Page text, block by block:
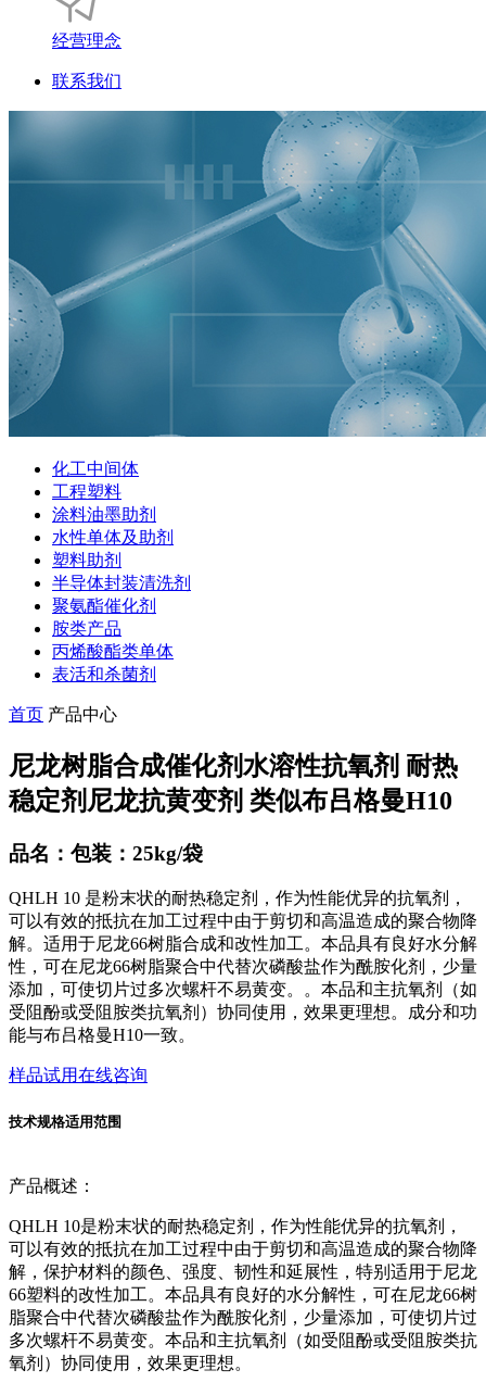
经营理念
联系我们
化工中间体
工程塑料
涂料油墨助剂
水性单体及助剂
塑料助剂
半导体封装清洗剂
聚氨酯催化剂
胺类产品
丙烯酸酯类单体
表活和杀菌剂
首页 产品中心
尼龙树脂合成催化剂水溶性抗氧剂 耐热
稳定剂尼龙抗黄变剂 类似布吕格曼H10
品名：包装：25kg/袋
QHLH 10 是粉末状的耐热稳定剂，作为性能优异的抗氧剂，
可以有效的抵抗在加工过程中由于剪切和高温造成的聚合物降
解。适用于尼龙66树脂合成和改性加工。本品具有良好水分解
性，可在尼龙66树脂聚合中代替次磷酸盐作为酰胺化剂，少量
添加，可使切片过多次螺杆不易黄变。。本品和主抗氧剂（如
受阻酚或受阻胺类抗氧剂）协同使用，效果更理想。成分和功
能与布吕格曼H10一致。
样品试用在线咨询
技术规格适用范围
产品概述：
QHLH 10是粉末状的耐热稳定剂，作为性能优异的抗氧剂，
可以有效的抵抗在加工过程中由于剪切和高温造成的聚合物降
解，保护材料的颜色、强度、韧性和延展性，特别适用于尼龙
66塑料的改性加工。本品具有良好的水分解性，可在尼龙66树
脂聚合中代替次磷酸盐作为酰胺化剂，少量添加，可使切片过
多次螺杆不易黄变。本品和主抗氧剂（如受阻酚或受阻胺类抗
氧剂）协同使用，效果更理想。